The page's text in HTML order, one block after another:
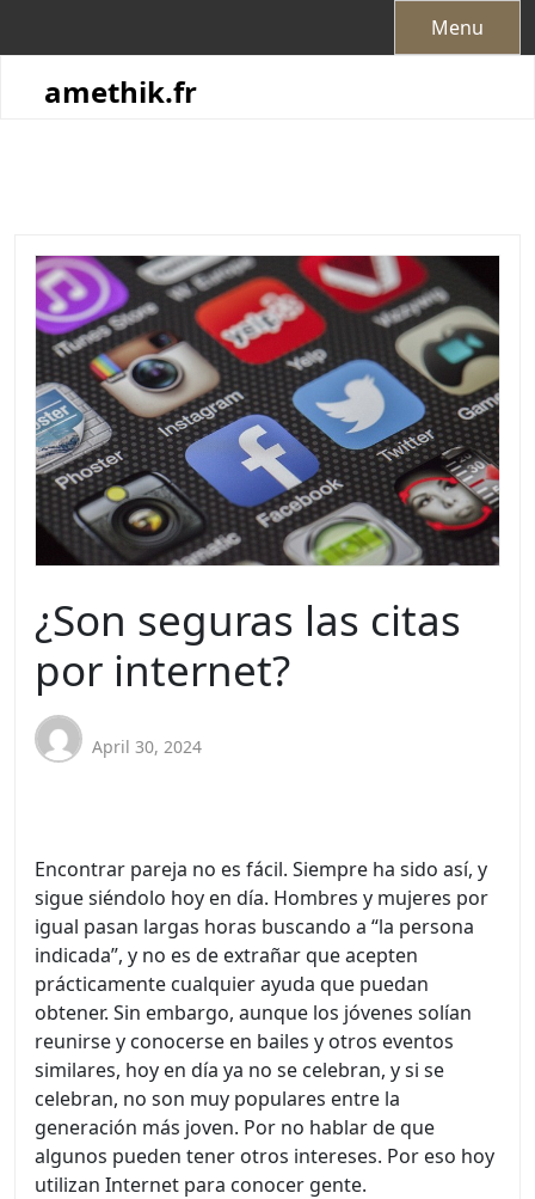
Menu
amethik.fr
¿Son seguras las citas
por internet?
April 30, 2024
Encontrar pareja no es fácil. Siempre ha sido así, y
sigue siéndolo hoy en día. Hombres y mujeres por
igual pasan largas horas buscando a “la persona
indicada”, y no es de extrañar que acepten
prácticamente cualquier ayuda que puedan
obtener. Sin embargo, aunque los jóvenes solían
reunirse y conocerse en bailes y otros eventos
similares, hoy en día ya no se celebran, y si se
celebran, no son muy populares entre la
generación más joven. Por no hablar de que
algunos pueden tener otros intereses. Por eso hoy
utilizan Internet para conocer gente.